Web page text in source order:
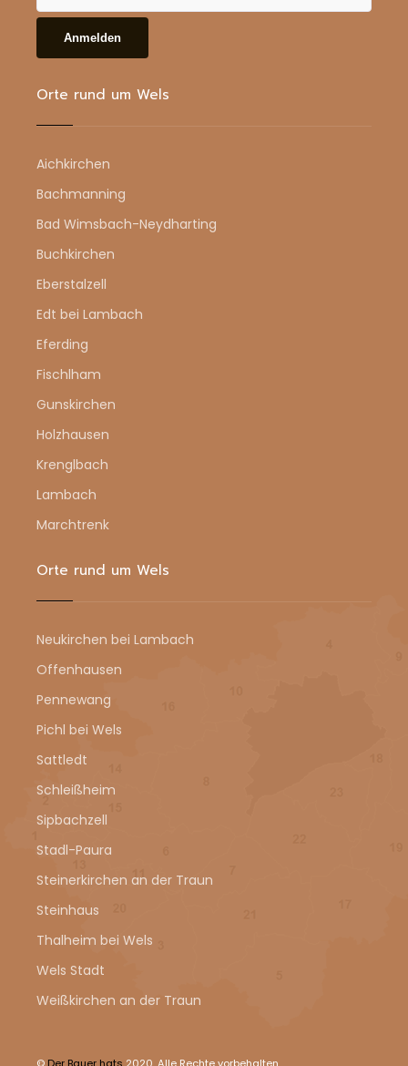
Orte rund um Wels
Aichkirchen
Bachmanning
Bad Wimsbach-Neydharting
Buchkirchen
Eberstalzell
Edt bei Lambach
Eferding
Fischlham
Gunskirchen
Holzhausen
Krenglbach
Lambach
Marchtrenk
Orte rund um Wels
Neukirchen bei Lambach
Offenhausen
Pennewang
Pichl bei Wels
Sattledt
Schleißheim
Sipbachzell
Stadl-Paura
Steinerkirchen an der Traun
Steinhaus
Thalheim bei Wels
Wels Stadt
Weißkirchen an der Traun
© Der Bauer hats 2020. Alle Rechte vorbehalten.